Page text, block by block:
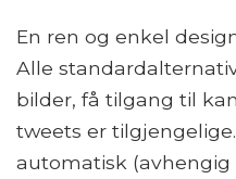
En ren og enkel
Alle
bilder, få tilgang til
tweets er
automatisk (avhengig